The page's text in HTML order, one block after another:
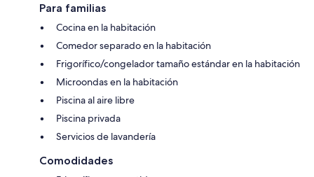
Para familias
Cocina en la habitación
Comedor separado en la habitación
Frigorífico/congelador tamaño estándar en la habitación
Microondas en la habitación
Piscina al aire libre
Piscina privada
Servicios de lavandería
Comodidades